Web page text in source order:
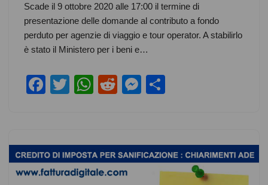
c
e
b
o
o
tt
er
at
s
A
p
p
d
di
t
ss
e
n
g
er
ar
e
Scade il 9 ottobre 2020 alle 17:00 il termine di
presentazione delle domande al contributo a fondo
perduto per agenzie di viaggio e tour operator. A stabilirlo
è stato il Ministero per i beni e…
F
e
b
o
T
er
W
s
A
p
R
di
t
M
e
n
e